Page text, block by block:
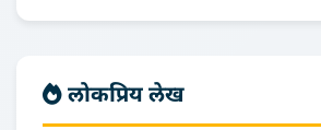
लोकप्रिय लेख